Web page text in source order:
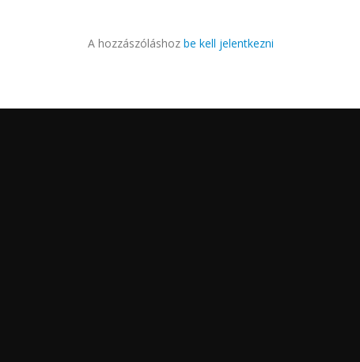
A hozzászóláshoz be kell jelentkezni